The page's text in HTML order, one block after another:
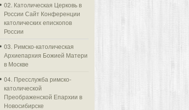
02. Католическая Церковь в
России Сайт Конференции
католических епископов
России
03. Римско-католическая
Архиепархия Божией Матери
в Москве
04. Пресслужба римско-
католической
Преображенской Епархии в
Новосибирске